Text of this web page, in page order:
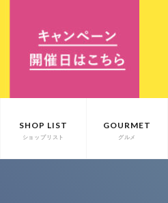
SHOP LIST
ショップリスト
GOURMET
グルメ